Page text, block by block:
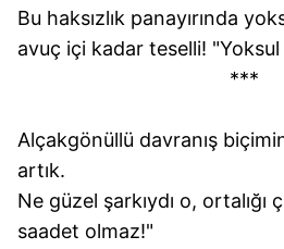
Bu haksızlık panayırında
avuç içi kadar teselli!
***
Alçakgönüllü davranış
artık.
Ne güzel şarkıydı o, ortalığı
saadet olmaz!"